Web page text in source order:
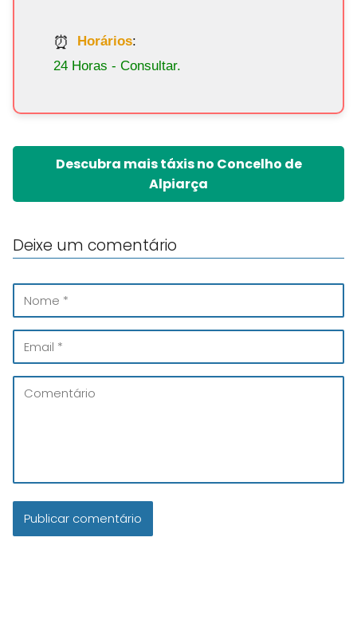
Horários:
24 Horas - Consultar.
Descubra mais táxis no Concelho de
Alpiarça
Deixe um comentário